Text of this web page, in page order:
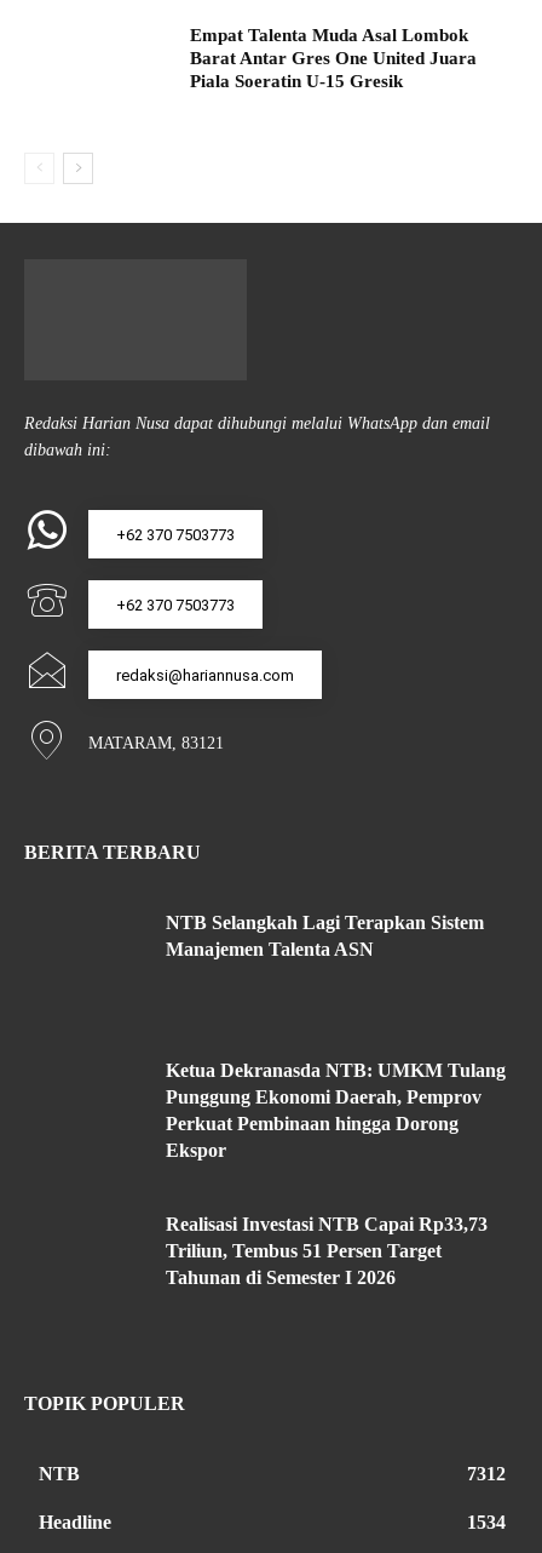
Empat Talenta Muda Asal Lombok
Barat Antar Gres One United Juara
Piala Soeratin U-15 Gresik
Redaksi Harian Nusa dapat dihubungi melalui WhatsApp dan email
dibawah ini:
+62 370 7503773
+62 370 7503773
redaksi@hariannusa.com
MATARAM, 83121
BERITA TERBARU
NTB Selangkah Lagi Terapkan Sistem
Manajemen Talenta ASN
Ketua Dekranasda NTB: UMKM Tulang
Punggung Ekonomi Daerah, Pemprov
Perkuat Pembinaan hingga Dorong
Ekspor
Realisasi Investasi NTB Capai Rp33,73
Triliun, Tembus 51 Persen Target
Tahunan di Semester I 2026
TOPIK POPULER
NTB 7312
Headline 1534